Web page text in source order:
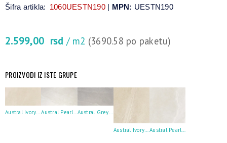
Šifra artikla: 1060UESTN190| MPN: UESTN190
2.599,00 rsd / m2 (3690.58 po paketu)
PROIZVODI IZ ISTE GRUPE
Austral Ivory Mat Rect 60X60 Austral Pearl Mat Rect. 60X60